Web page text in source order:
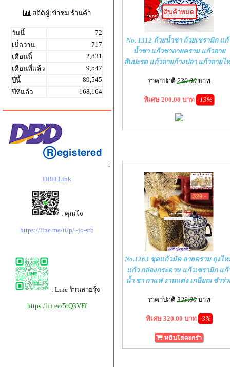
สถิติผู้เข้าชม ร้านค้า
วันนี้
72
เมื่อวาน
717
เดือนนี้
2,831
เดือนที่แล้ว
9,547
ปีนี้
89,545
ปีที่แล้ว
168,164
:
DBD Link
: คุณโจ
https://line.me/ti/p/~jo-srb
: Line ร้านสายรุ้ง
https:/lin.ee/5tQ3VFf
สินค้าหมด
No. 1312 ถ้วยน้ำชา ถ้วยเซรามิก แก้
น้ำชา แก้วชาลายคราม แก้วลาย
สับปะรด แก้วลายก้างปลา แก้วลายไ
ราคาปกติ 230.00 บาท
พิเศษ 200.00 บาท -13%
No.1263 ชุดแก้วมัค ลายคราม ถุงไ
แก้ว กล่องกระดาษ แก้วเซรามิก แก้
น้ำ ชา กาแฟ งานแต่ง เกษียณ ชำร่ว
ราคาปกติ 329.00 บาท
พิเศษ 320.00 บาท -3%